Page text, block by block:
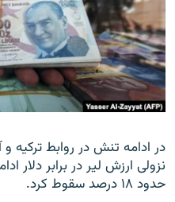
در ادامه تنش در روابط ترکیه و
نزولی ارزش لیر در برابر دلار
حدود ۱۸ درصد سقوط کرد.